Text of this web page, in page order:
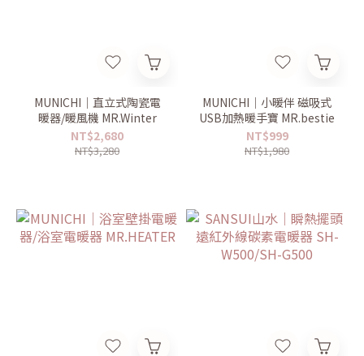
MUNICHI｜直立式陶瓷電
暖器/暖風機 MR.Winter
NT$2,680
NT$3,280
MUNICHI｜小暖伴 磁吸式
USB加熱暖手寶 MR.bestie
NT$999
NT$1,980